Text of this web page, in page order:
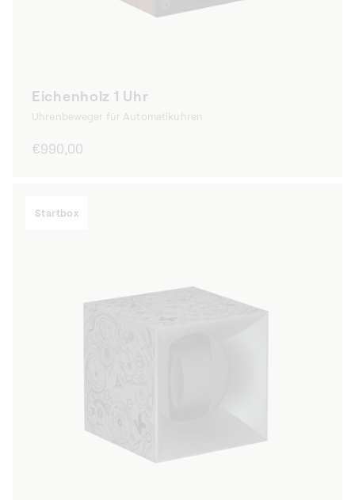
Eichenholz 1 Uhr
Uhrenbeweger für Automatikuhren
Normaler
€990,00
Startbox